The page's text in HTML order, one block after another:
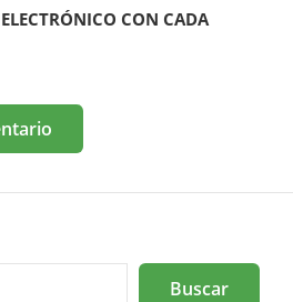
CON CADA
Buscar